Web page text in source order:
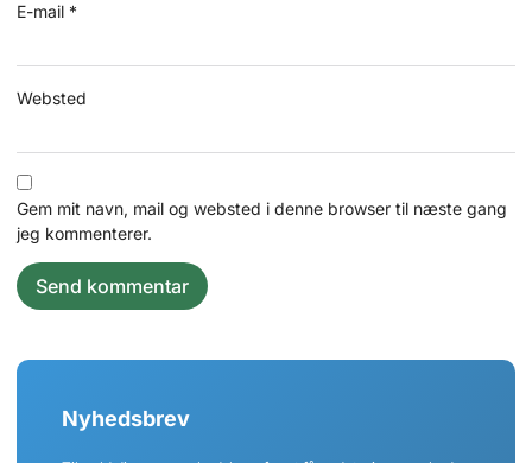
E-mail *
Websted
Gem mit navn, mail og websted i denne browser til næste gang
jeg kommenterer.
Nyhedsbrev